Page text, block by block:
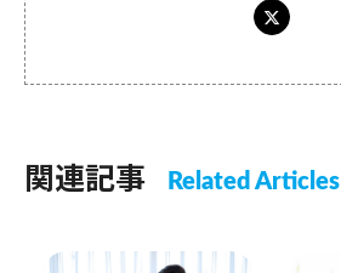
関連記事 Related Articles